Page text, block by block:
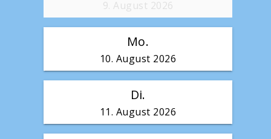
9. August 2026
Mo.
10. August 2026
Di.
11. August 2026